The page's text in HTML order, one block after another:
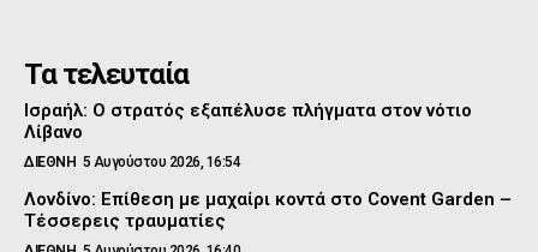
Τα τελευταία
Ισραήλ: Ο στρατός εξαπέλυσε πλήγματα στον νότιο
Λίβανο
ΔΙΕΘΝΗ 5 Αυγούστου 2026, 16:54
Λονδίνο: Επίθεση με μαχαίρι κοντά στο Covent Garden –
Τέσσερεις τραυματίες